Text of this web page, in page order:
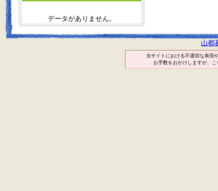
データがありません。
山都
当サイトにおける不適切な表現
お手数をおかけしますが、こ